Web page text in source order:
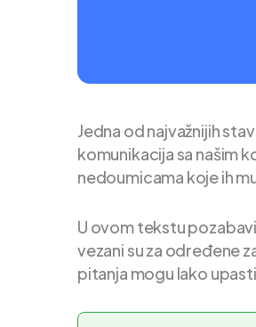
Jedna od najvažnijih
komunikacija sa našim
nedoumicama koje ih
U ovom tekstu
vezani su za određene
pitanja mogu lako